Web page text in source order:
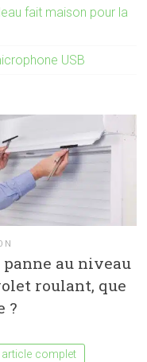
fait maison pour la
USB
panne au niveau
roulant, que
?
complet